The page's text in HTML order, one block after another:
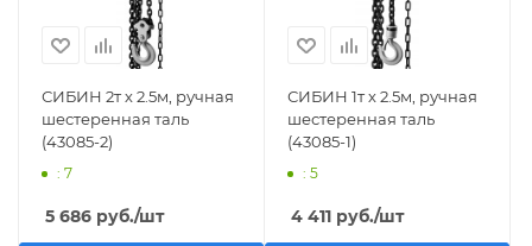
СИБИН 2т х 2.5м, ручная
шестеренная таль
(43085-2)
: 7
5 686 руб./шт
СИБИН 1т х 2.5м, ручная
шестеренная таль
(43085-1)
: 5
4 411 руб./шт